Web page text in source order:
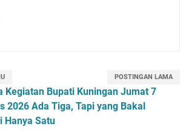
POSTINGAN LAMA
Kegiatan Bupati Kuningan Jumat 7
2026 Ada Tiga, Tapi yang Bakal
Hanya Satu